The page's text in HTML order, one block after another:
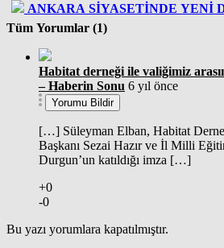
ANKARA SİYASETİNDE YENİ
Tüm Yorumlar (1)
Habitat derneği ile valiğimiz
– Haberin Sonu 6 yıl önce
Yorumu Bildir
[…] Süleyman Elban, Habitat
Başkanı Sezai Hazır ve İl Milli
Durgun’un katıldığı imza […]
+0
-0
Bu yazı yorumlara kapatılmıştır.